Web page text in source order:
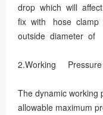
drop which will
fix with hose
outside diameter of
2.Working Pressure
The dynamic working
allowable maximum